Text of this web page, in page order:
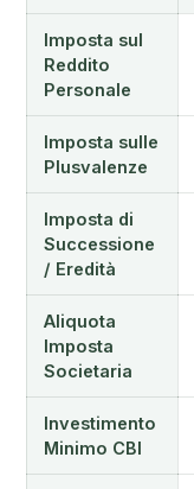
Imposta sul
Reddito
Personale
Imposta sulle
Plusvalenze
Imposta di
Successione
/ Eredità
Aliquota
Imposta
Societaria
Investimento
Minimo CBI